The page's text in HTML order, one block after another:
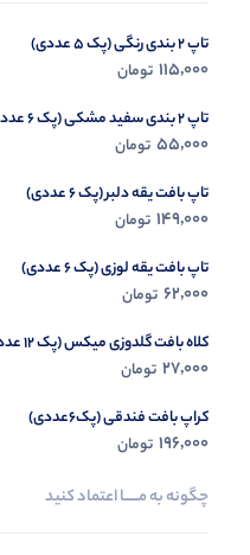
تاپ 2 بندی رنگی (پک 5 عددی)
115,000 تومان
تاپ 2 بندی سفید مشکی (پک 6 عددی)
55,000 تومان
تاپ بافت یقه دلبر (پک 6 عددی)
149,000 تومان
تاپ بافت یقه لوزی (پک 6 عددی)
62,000 تومان
کلاه بافت گلدوزی میکس (پک 12 عددی)
27,000 تومان
کراپ بافت فندقی (پک6عددی)
196,000 تومان
ست تاپ و شورتک خطی (پک 6 عددی)
95,000 تومان
چگونه به مــــــا اعتماد کنید